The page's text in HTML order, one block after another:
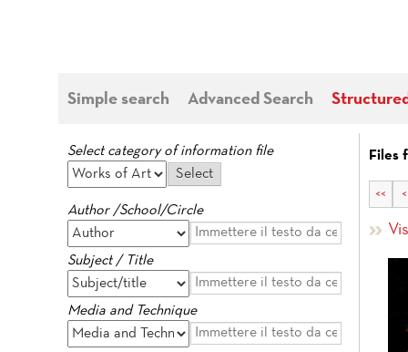
Simple search Advanced Search
Select category of information file
Author /School/Circle
Subject / Title
Media and Technique
Files
<< <